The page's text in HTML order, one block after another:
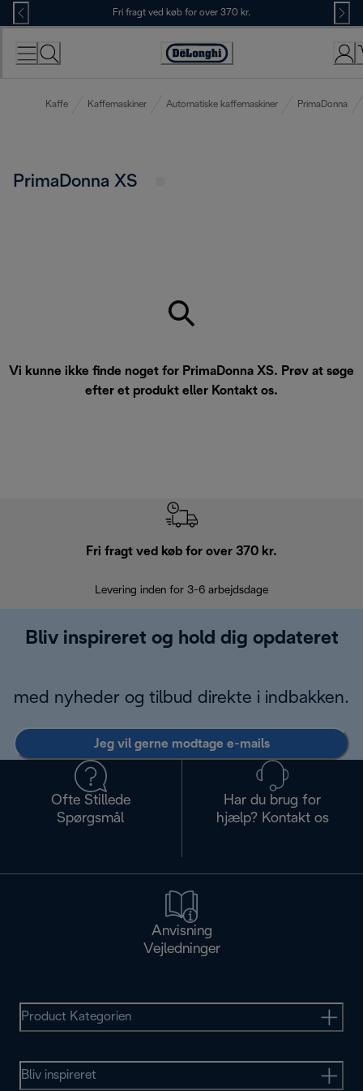
Skip
to
Content
Fri fragt ved køb for over 370 kr.
Accessibility
Kaffe Kaffemaskiner Automatiske kaffemaskiner PrimaDonna
PrimaDonna XS
Vi kunne ikke finde noget for PrimaDonna XS. Prøv at søge
efter et produkt eller Kontakt os.
Fri fragt ved køb for over 370 kr.
Levering inden for 3-6 arbejdsdage
Bliv inspireret og hold dig opdateret
med nyheder og tilbud direkte i indbakken.
Jeg vil gerne modtage e-mails
Ofte Stillede
Spørgsmål
Har du brug for
hjælp? Kontakt os
Anvisning
Vejledninger
Product Kategorien
Bliv inspireret